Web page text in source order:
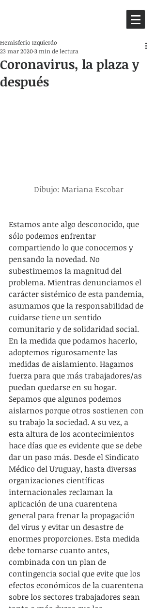
Coronavirus, la plaza y
después
Hemisferio Izquierdo
23 mar 20203 min de lectura
Dibujo: Mariana Escobar
Estamos ante algo desconocido, que
sólo podemos enfrentar
compartiendo lo que conocemos y
pensando la novedad. No
subestimemos la magnitud del
problema. Mientras denunciamos el
carácter sistémico de esta pandemia,
asumamos que la responsabilidad de
cuidarse tiene un sentido
comunitario y de solidaridad social.
En la medida que podamos hacerlo,
adoptemos rigurosamente las
medidas de aislamiento. Hagamos
fuerza para que más trabajadores/as
puedan quedarse en su hogar.
Sepamos que algunos podemos
aislarnos porque otros sostienen con
su trabajo la sociedad. A su vez, a
esta altura de los acontecimientos
hace días que es evidente que se debe
dar un paso más. Desde el Sindicato
Médico del Uruguay, hasta diversas
organizaciones científicas
internacionales reclaman la
aplicación de una cuarentena
general para frenar la propagación
del virus y evitar un desastre de
enormes proporciones. Esta medida
debe tomarse cuanto antes,
combinada con un plan de
contingencia social que evite que los
efectos económicos de la cuarentena
sobre los sectores trabajadores sean